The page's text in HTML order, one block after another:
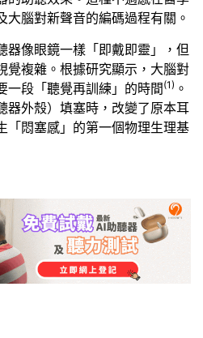
大腦對新聲音的編碼過程有關。
器像眼鏡一樣「即戴即靈」，但
覺複雜。根據研究顯示，大腦對
一段「聽覺再訓練」的時間(1) 。
器外殼）填塞時，改變了原本耳
「悶塞感」的第一個物理生理基